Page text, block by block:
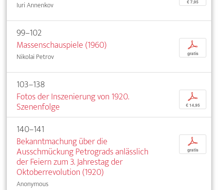
Iuri Annenkov € 7,95
99–102
Massenschauspiele (1960)
Nikolai Petrov
p
gratis
103–138
Fotos der Inszenierung von 1920.
Szenenfolge
p
€ 14,95
140–141
Bekanntmachung über die
Ausschmückung Petrograds anlässlich
der Feiern zum 3. Jahrestag der
Oktoberrevolution (1920)
Anonymous
p
gratis